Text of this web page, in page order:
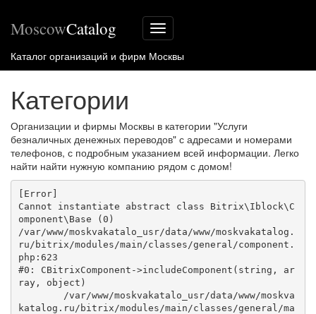
Меню
сайта
MoscowCatalog
Каталог организаций и фирм Москвы
Категории
Организации и фирмы Москвы в категории "Услуги
безналичных денежных переводов" с адресами и номерами
телефонов, с подробным указанием всей информации. Легко
найти найти нужную компанию рядом с домом!
[Error]
Cannot instantiate abstract class Bitrix\Iblock\C
omponent\Base (0)
/var/www/moskvakatalo_usr/data/www/moskvakatalog.
ru/bitrix/modules/main/classes/general/component.
php:623
#0: CBitrixComponent->includeComponent(string, ar
ray, object)
katalog.ru/bitrix/modules/main/classes/general/ma